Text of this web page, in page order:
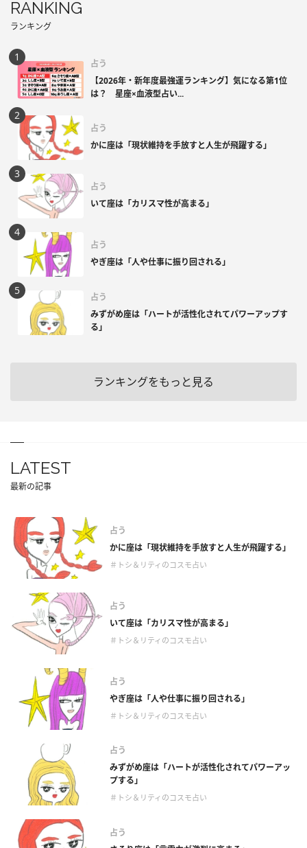
RANKING
ランキング
占う
【2026年・新年度最強運ランキング】気になる第1位
は？ 星座×血液型占い...
占う
かに座は「現状維持を手放すと人生が飛躍する」
占う
いて座は「カリスマ性が高まる」
占う
やぎ座は「人や仕事に振り回される」
占う
みずがめ座は「ハートが活性化されてパワーアップす
る」
ランキングをもっと見る
LATEST
最新の記事
占う
かに座は「現状維持を手放すと人生が飛躍する」
＃トシ＆リティのコスモ占い
占う
いて座は「カリスマ性が高まる」
＃トシ＆リティのコスモ占い
占う
やぎ座は「人や仕事に振り回される」
＃トシ＆リティのコスモ占い
占う
みずがめ座は「ハートが活性化されてパワーアッ
プする」
＃トシ＆リティのコスモ占い
占う